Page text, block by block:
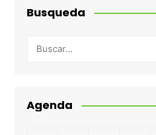
Busqueda
Agenda